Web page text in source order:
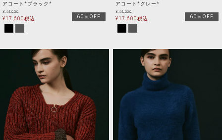
アコート*ブラック*
¥44,000
¥17,600税込 60％OFF
アコート*グレー*
¥44,000
¥17,600税込 60％OFF